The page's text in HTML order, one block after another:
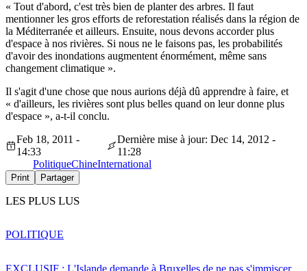
« Tout d'abord, c'est très bien de planter des arbres. Il faut
mentionner les gros efforts de reforestation réalisés dans la région de
la Méditerranée et ailleurs. Ensuite, nous devons accorder plus
d'espace à nos rivières. Si nous ne le faisons pas, les probabilités
d'avoir des inondations augmentent énormément, même sans
changement climatique ».
Il s'agit d'une chose que nous aurions déjà dû apprendre à faire, et
« d'ailleurs, les rivières sont plus belles quand on leur donne plus
d'espace », a-t-il conclu.
Feb 18, 2011 -
14:33
Dernière mise à jour: Dec 14, 2012 -
11:28
PolitiqueChineInternational
Print Partager
LES PLUS LUS
EXCLUSIF : L'Islande demande à Bruxelles de ne pas s'immiscer
POLITIQUE